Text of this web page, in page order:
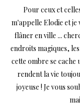
Pour ceux et
m'appelle Elodie et je
flâner en ville ...
endroits magiques,
cette ombre se cache
rendent la vie
joyeuse ! Je vous